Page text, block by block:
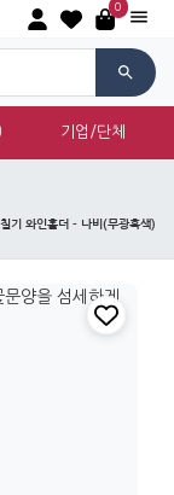
0
기업/단체
기 와인홀더 - 나비(무광흑색)